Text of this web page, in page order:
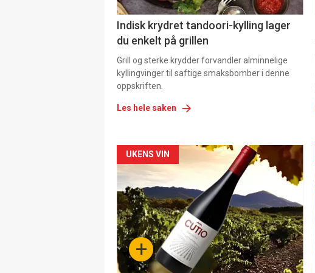
Indisk krydret tandoori-kylling lager
du enkelt på grillen
Grill og sterke krydder forvandler alminnelige
kyllingvinger til saftige smaksbomber i denne
oppskriften.
Les hele saken
Forsiden
akkurat
nå
-
4 +
UKENS VIN